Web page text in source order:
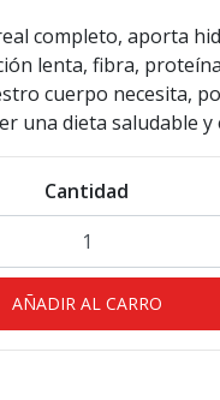
completo, aporta
lenta, fibra,
cuerpo necesita,
una dieta saludable y
Cantidad